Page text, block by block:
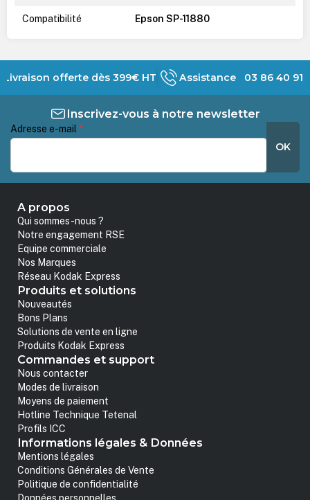
Compatibilité Epson SP-11880
Livraison offerte dès 399€ HT Assistance 03 86 40 91
Inscrivez-vous à notre newsletter
Adresse e-mail *
OK
A propos
Qui sommes-nous ?
Notre engagement RSE
Equipe commerciale
Nos Marques
Réseau Kodak Express
Produits et solutions
Nouveautés
Bons Plans
Solutions de vente en ligne
Produits Kodak Express
Commandes et support
Nous contacter
Modes de livraison
Moyens de paiement
Hotline Technique Tetenal
Profils ICC
Informations légales & Données
Mentions légales
Conditions Générales de Vente
Politique de confidentialité